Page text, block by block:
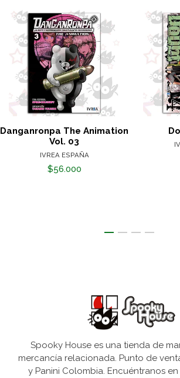
Danganronpa The Animation
Vol. 03
IVREA ESPAÑA
$56.000
Spooky House es una tienda de
mercancía relacionada. Punto de
y Panini Colombia. Encuéntranos